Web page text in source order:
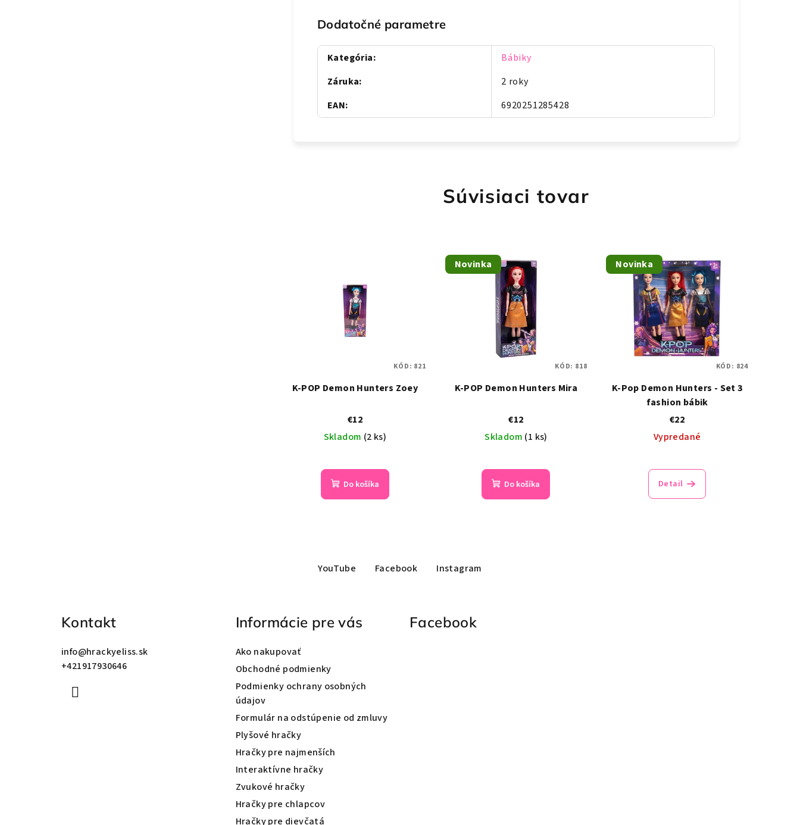
Dodatočné parametre
Kategória:
Bábiky
Záruka:
2 roky
EAN: 6920251285428
Súvisiaci tovar
K-POP Demon Hunters Zoey
€12
Skladom (2 ks)
Do košíka
KÓD: 821
Novinka
K-POP Demon Hunters Mira
€12
Skladom (1 ks)
Do košíka
KÓD: 818
Novinka
K-Pop Demon Hunters - Set 3
fashion bábik
€22
Vypredané
hodnotenie
produktu
je
Detail
KÓD: 824
YouTube Facebook Instagram
Kontakt
info@hrackyeliss.sk
+421917930646
Informácie pre vás
Ako nakupovať
Obchodné podmienky
Podmienky ochrany osobných
údajov
Formulár na odstúpenie od zmluvy
Plyšové hračky
Hračky pre najmenších
Interaktívne hračky
Zvukové hračky
Hračky pre chlapcov
Hračky pre dievčatá
Facebook